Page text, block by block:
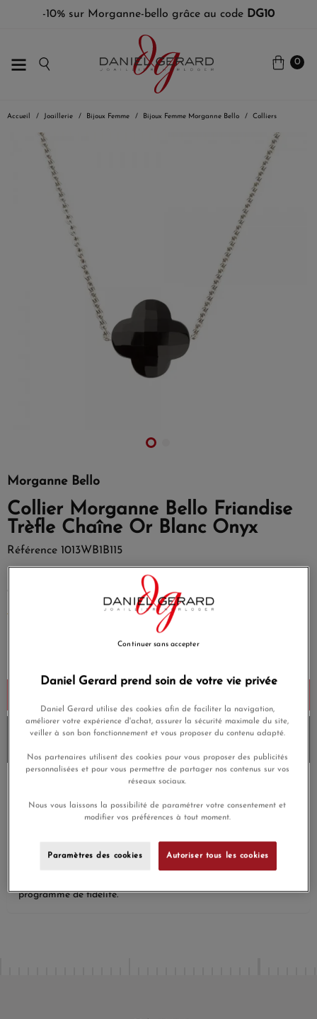
-10% sur Morganne-bello grâce au code DG10
0
Accueil Joaillerie Bijoux Femme Bijoux Femme Morganne Bello Colliers
Morganne Bello
Collier Morganne Bello Friandise
Trèfle Chaîne Or Blanc Onyx
Référence 1013WB1B115
Le collier de la collection Friandise trèfle met en avant
cette fois l'onyx monté sur une chaîne en Or blanc.
10% de remise avec le codeDG10sur les produits
remboursé
programme de fidélité.
Daniel Gerard prend soin de votre vie privée
Daniel Gerard utilise des cookies afin de faciliter la navigation,
améliorer votre expérience d'achat, assurer la sécurité maximale du site,
veiller à son bon fonctionnement et vous proposer du contenu adapté.
Nos partenaires utilisent des cookies pour vous proposer des publicités
personnalisées et pour vous permettre de partager nos contenus sur vos
réseaux sociaux.
Nous vous laissons la possibilité de paramétrer votre consentement et
modifier vos préférences à tout moment.
Paramètres des cookies Autoriser tous les cookies
Continuer sans accepter